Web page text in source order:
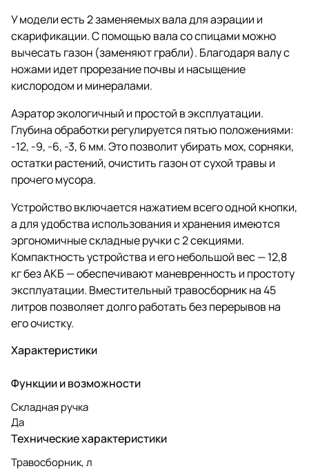
У модели есть 2 заменяемых вала для аэрации и
скарификации. С помощью вала со спицами можно
вычесать газон (заменяют грабли). Благодаря валу с
ножами идет прорезание почвы и насыщение
кислородом и минералами.
Аэратор экологичный и простой в эксплуатации.
Глубина обработки регулируется пятью положениями:
-12, -9, -6, -3, 6 мм. Это позволит убирать мох, сорняки,
остатки растений, очистить газон от сухой травы и
прочего мусора.
Устройство включается нажатием всего одной кнопки,
а для удобства использования и хранения имеются
эргономичные складные ручки с 2 секциями.
Компактность устройства и его небольшой вес — 12,8
кг без АКБ — обеспечивают маневренность и простоту
эксплуатации. Вместительный травосборник на 45
литров позволяет долго работать без перерывов на
его очистку.
Характеристики
Функции и возможности
Складная ручка
Да
Технические характеристики
Травосборник, л